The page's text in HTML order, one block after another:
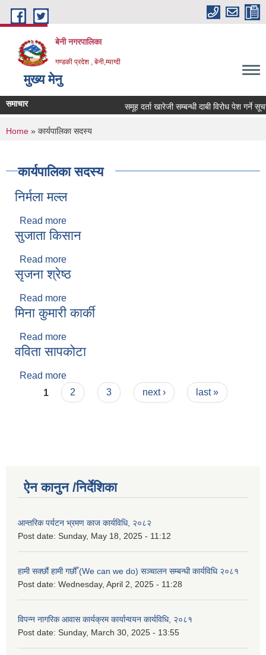
Skip to main content
बेनी नगरपालिका
गण्डकी प्रदेश , बेनी,म्याग्दी
मुख्य मेनु
समाचार समूह दर्ता खारेजी सम्बन्धी दाबी विरोध पेश गर्ने
You are here
Home » कार्यपालिका सदस्य
कार्यपालिका सदस्य
निर्मला मल्ल
Read more
सुजाता किसान
Read more
सृजना श्रेष्ठ
Read more
मिना कुमारी कार्की
Read more
वविता सापकोटा
Read more
Pages
1 2 3 next › last »
ऐन कानुन /निर्देशिका
आन्तरिक पर्यटन भ्रमण काज कार्यविधि, २०८२
Post date: Sunday, May 18, 2025 - 11:12
हामी सक्छौं हामी गछौँ (We can we do) सञ्चालन सम्बन्धी कार्यविधि २०८१
Post date: Wednesday, April 2, 2025 - 11:28
विपन्न नागरिक आवास कार्यक्रम कार्यान्वयन कार्यविधि, २०८१
Post date: Sunday, March 30, 2025 - 13:55